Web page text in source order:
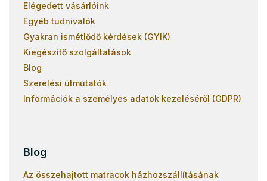
Elégedett vásárlóink
Egyéb tudnivalók
Gyakran ismétlődő kérdések (GYIK)
Kiegészítő szolgáltatások
Blog
Szerelési útmutatók
Információk a személyes adatok kezeléséről (GDPR)
Blog
Az összehajtott matracok házhozszállításának